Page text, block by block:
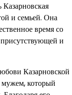
и семьей. Она
время со
и
Казарновской
мужем, который